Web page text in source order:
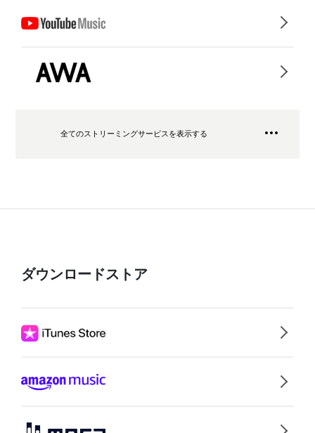
全てのストリーミングサービスを表示する
ダウンロードストア